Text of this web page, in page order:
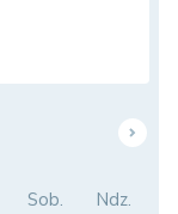
Sob. Ndz.